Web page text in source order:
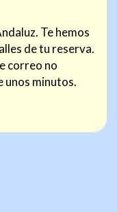
Te hemos
de tu reserva.
correo no
unos minutos.